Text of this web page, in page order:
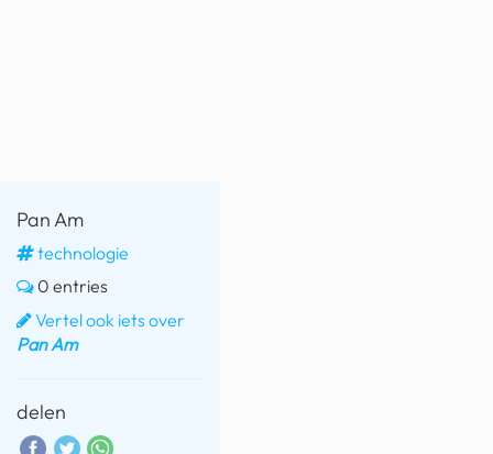
duitsland
chevrolet mohawk
Pan Am
technologie
0 entries
Vertel ook iets over
Pan Am
delen